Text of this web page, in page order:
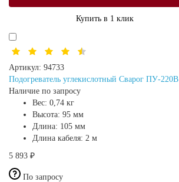
Купить в 1 клик
Артикул: 94733
Подогреватель углекислотный Сварог ПУ-220В
Наличие по запросу
Вес: 0,74 кг
Высота: 95 мм
Длина: 105 мм
Длина кабеля: 2 м
5 893 ₽
По запросу